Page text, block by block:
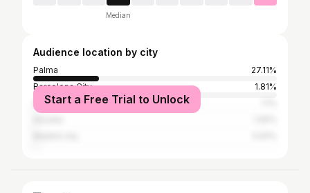
Median
Audience location by city
Palma
27.11%
Barcelona City
1.81%
Santander
Start a Free Trial to Unlock